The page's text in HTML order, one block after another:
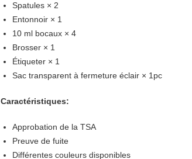
Spatules × 2
Entonnoir × 1
10 ml bocaux × 4
Brosser × 1
Étiqueter × 1
Sac transparent à fermeture éclair × 1pc
Caractéristiques:
Approbation de la TSA
Preuve de fuite
Différentes couleurs disponibles